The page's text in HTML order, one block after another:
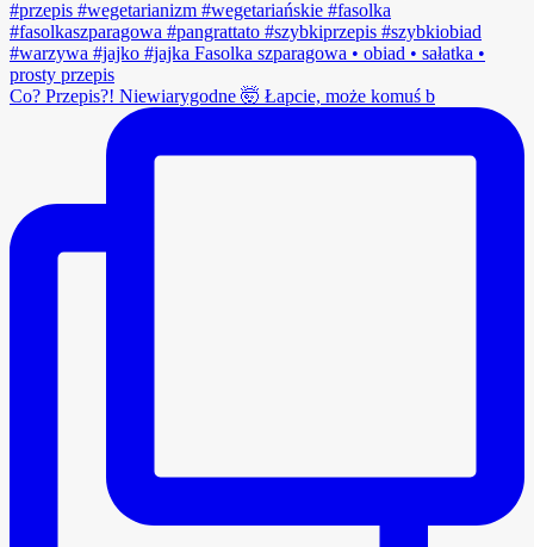
Co? Przepis?! Niewiarygodne 🤯 Łapcie, może komuś b